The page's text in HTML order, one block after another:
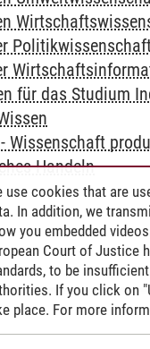
für das Studium
Wissenschaft
Handeln
use cookies that are
In addition, we
you embedded
Court of Justice
to be
If you click on
place. For more